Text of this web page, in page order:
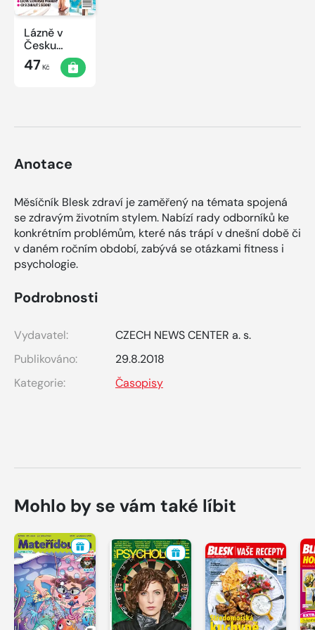
Lázně v
Česku
2020
47 Kč
Anotace
Měsíčník Blesk zdraví je zaměřený na témata spojená
se zdravým životním stylem. Nabízí rady odborníků ke
konkrétním problémům, které nás trápí v dnešní době či
v daném ročním období, zabývá se otázkami fitness i
psychologie.
Podrobnosti
Vydavatel:
CZECH NEWS CENTER a. s.
Publikováno:
29.8.2018
Kategorie:
Časopisy
Mohlo by se vám také líbit